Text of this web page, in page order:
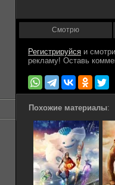
Смотрю
Регистрируйся
Похожие материалы: